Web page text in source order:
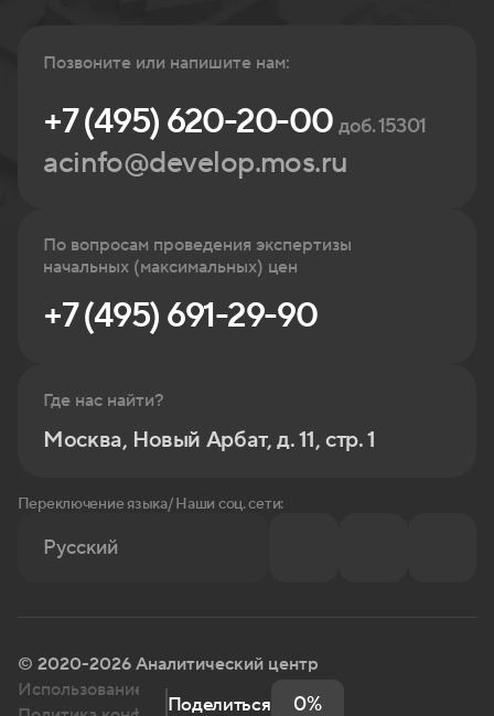
Поделиться 0%
Позвоните или напишите нам:
+7 (495) 620-20-00доб. 15301
acinfo@develop.mos.ru
По вопросам проведения экспертизы
начальных (максимальных) цен
+7 (495) 691-29-90
Где нас найти?
Москва, Новый Арбат, д. 11, стр. 1
Переключение языка/ Наши соц. сети:
Русский
© 2020-2026 Аналитический центр
Использование информации с сайта